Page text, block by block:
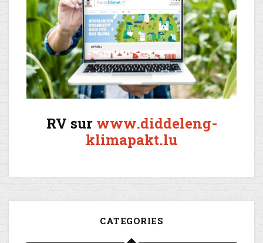
RV sur www.diddeleng-
klimapakt.lu
CATEGORIES